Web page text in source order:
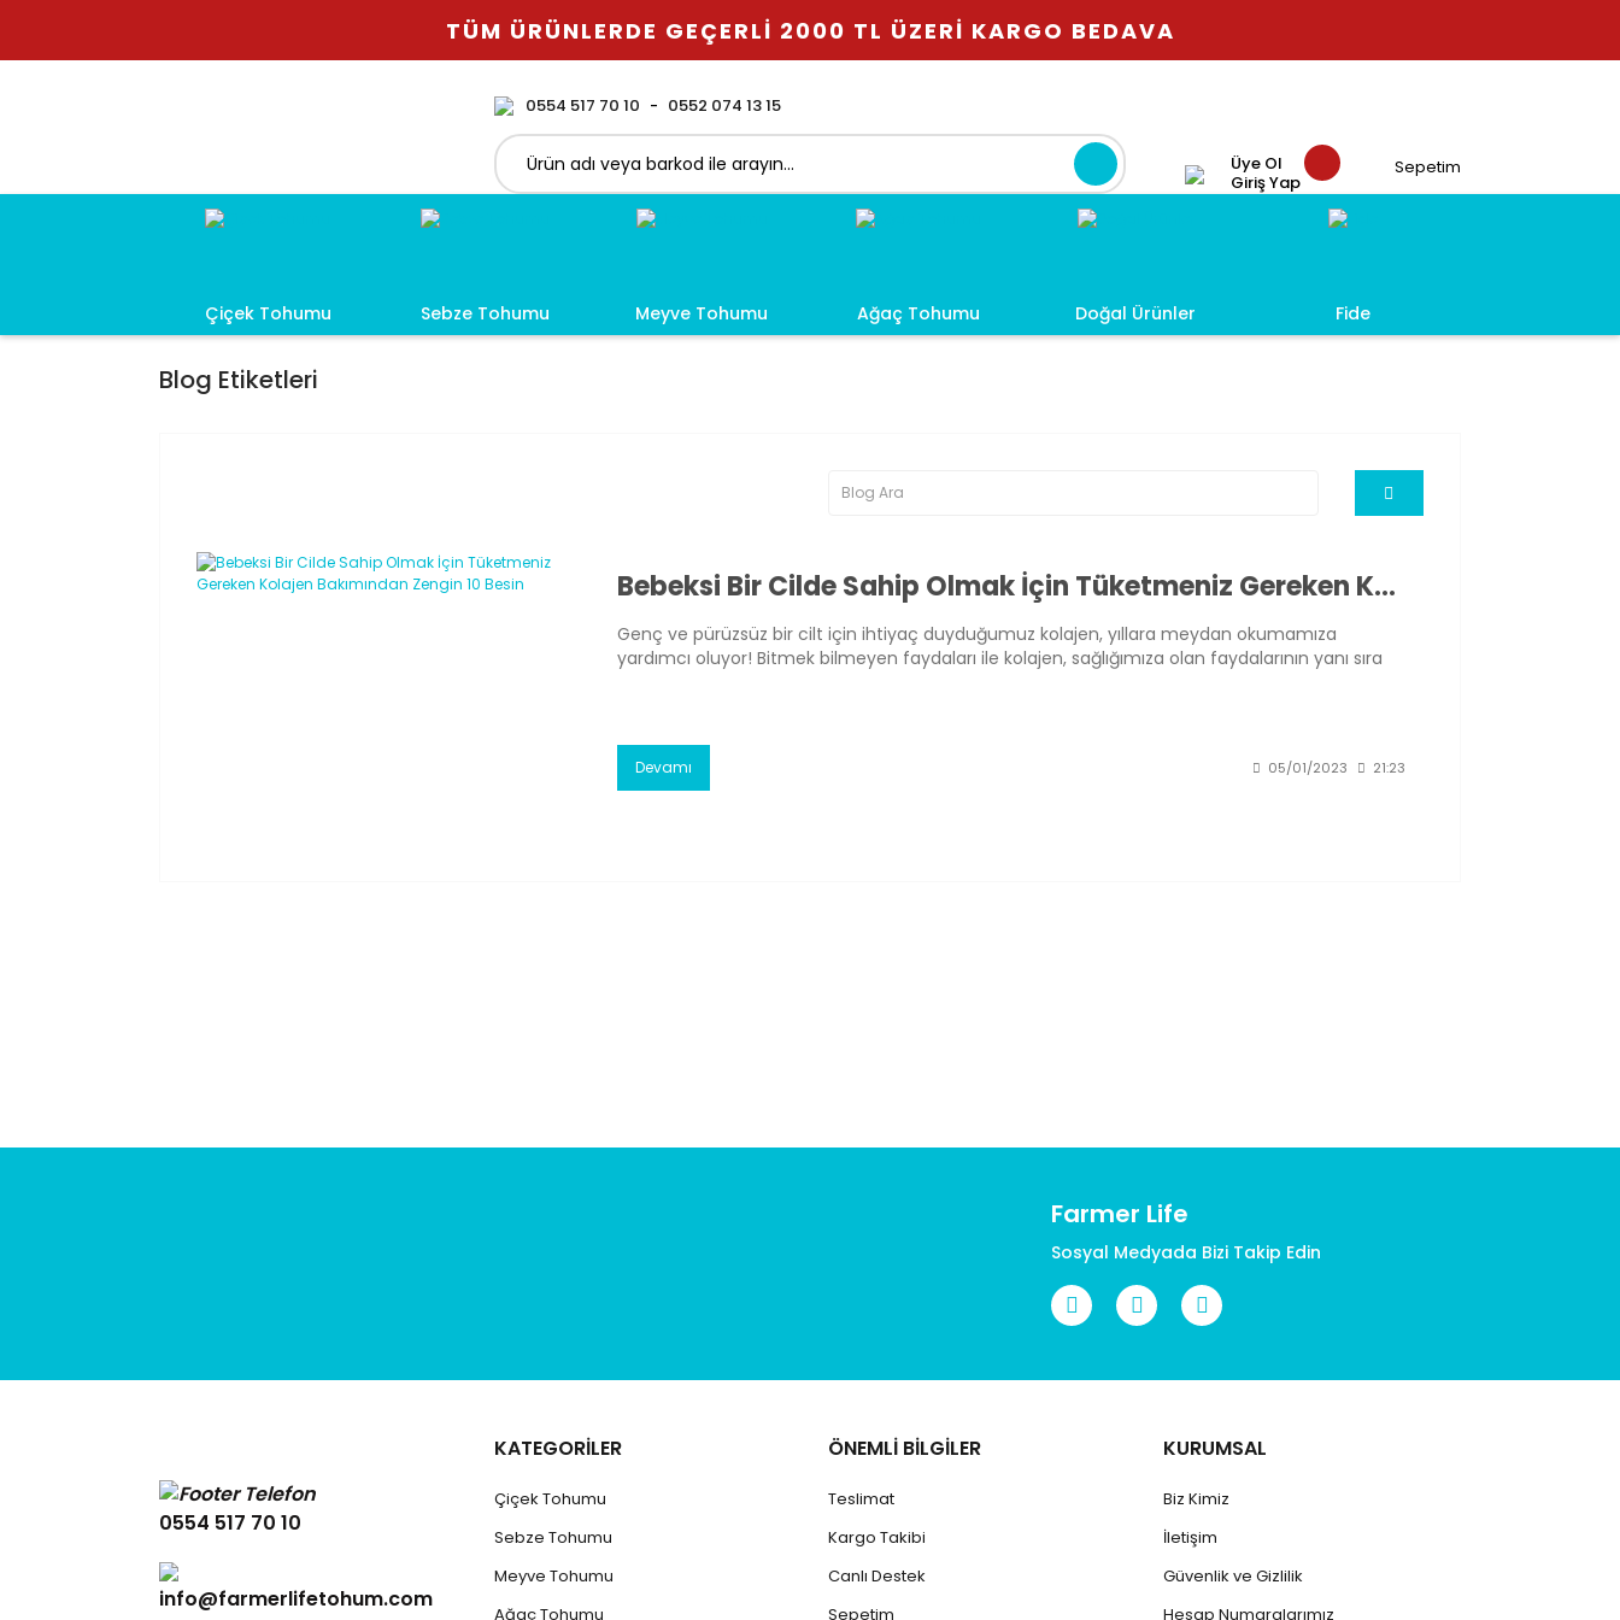
TÜM ÜRÜNLERDE GEÇERLİ 2000 TL ÜZERİ KARGO BEDAVA
0554 517 70 10 0552 074 13 15
Üye Ol
Giriş Yap
Sepetim
Çiçek Tohumu Sebze Tohumu Meyve Tohumu Ağaç Tohumu Doğal Ürünler Fide
Blog Etiketleri
Bebeksi Bir Cilde Sahip Olmak İçin Tüketmeniz Gereken Kolajen Bakımından Zengin 10 Besin
Genç ve pürüzsüz bir cilt için ihtiyaç duyduğumuz kolajen, yıllara meydan okumamıza
yardımcı oluyor! Bitmek bilmeyen faydaları ile kolajen, sağlığımıza olan faydalarının yanı sıra
Devamı 05/01/2023 21:23
Farmer Life
Sosyal Medyada Bizi Takip Edin
0554 517 70 10
info@farmerlifetohum.com
KATEGORİLER
Çiçek Tohumu
Sebze Tohumu
Meyve Tohumu
Ağaç Tohumu
ÖNEMLİ BİLGİLER
Teslimat
Kargo Takibi
Canlı Destek
Sepetim
KURUMSAL
Biz Kimiz
İletişim
Güvenlik ve Gizlilik
Hesap Numaralarımız